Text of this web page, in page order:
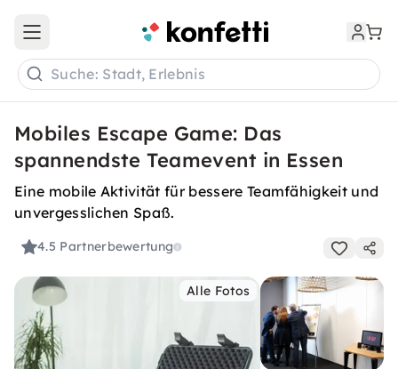
Open main menu
Suche: Stadt, Erlebnis
Mobiles Escape Game: Das
spannendste Teamevent in Essen
Eine mobile Aktivität für bessere Teamfähigkeit und
unvergesslichen Spaß.
4.5 Partnerbewertung
Alle Fotos